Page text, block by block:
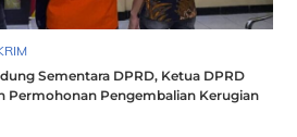
Sementara DPRD, Ketua DPRD
Permohonan Pengembalian Kerugian